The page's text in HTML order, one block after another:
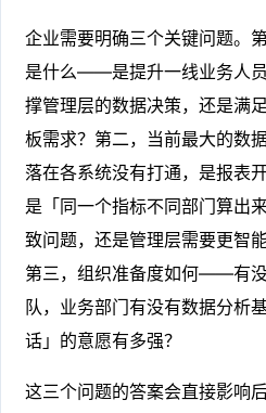
企业需要明确三个关键问题。
是什么——是提升一线业务人
撑管理层的数据决策，还是满
板需求？第二，当前最大的
落在各系统没有打通，是报表
是「同一个指标不同部门算出
致问题，还是管理层需要更智
第三，组织准备度如何——有
队，业务部门有没有数据分析
话」的意愿有多强？
这三个问题的答案会直接影响